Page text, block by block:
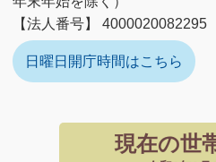
【法人番号】 4000020082295
日曜日開庁時間はこちら